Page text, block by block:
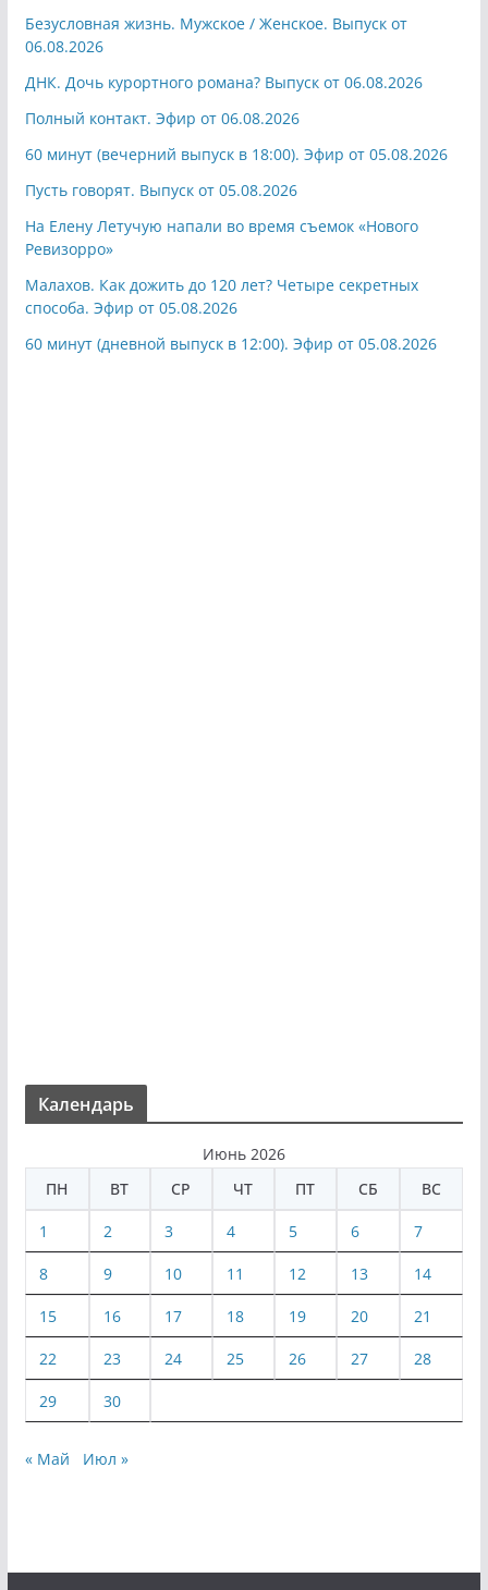
Безусловная жизнь. Мужское / Женское. Выпуск от
06.08.2026
ДНК. Дочь курортного романа? Выпуск от 06.08.2026
Полный контакт. Эфир от 06.08.2026
60 минут (вечерний выпуск в 18:00). Эфир от 05.08.2026
Пусть говорят. Выпуск от 05.08.2026
На Елену Летучую напали во время съемок «Нового
Ревизорро»
Малахов. Как дожить до 120 лет? Четыре секретных
способа. Эфир от 05.08.2026
60 минут (дневной выпуск в 12:00). Эфир от 05.08.2026
Календарь
Июнь 2026
ПН
ВТ СР ЧТ ПТ СБ ВС
1 2 3 4 5 6 7
8 9 10 11 12 13 14
15 16 17 18 19 20 21
22 23 24 25 26 27 28
29 30
« Май Июл »